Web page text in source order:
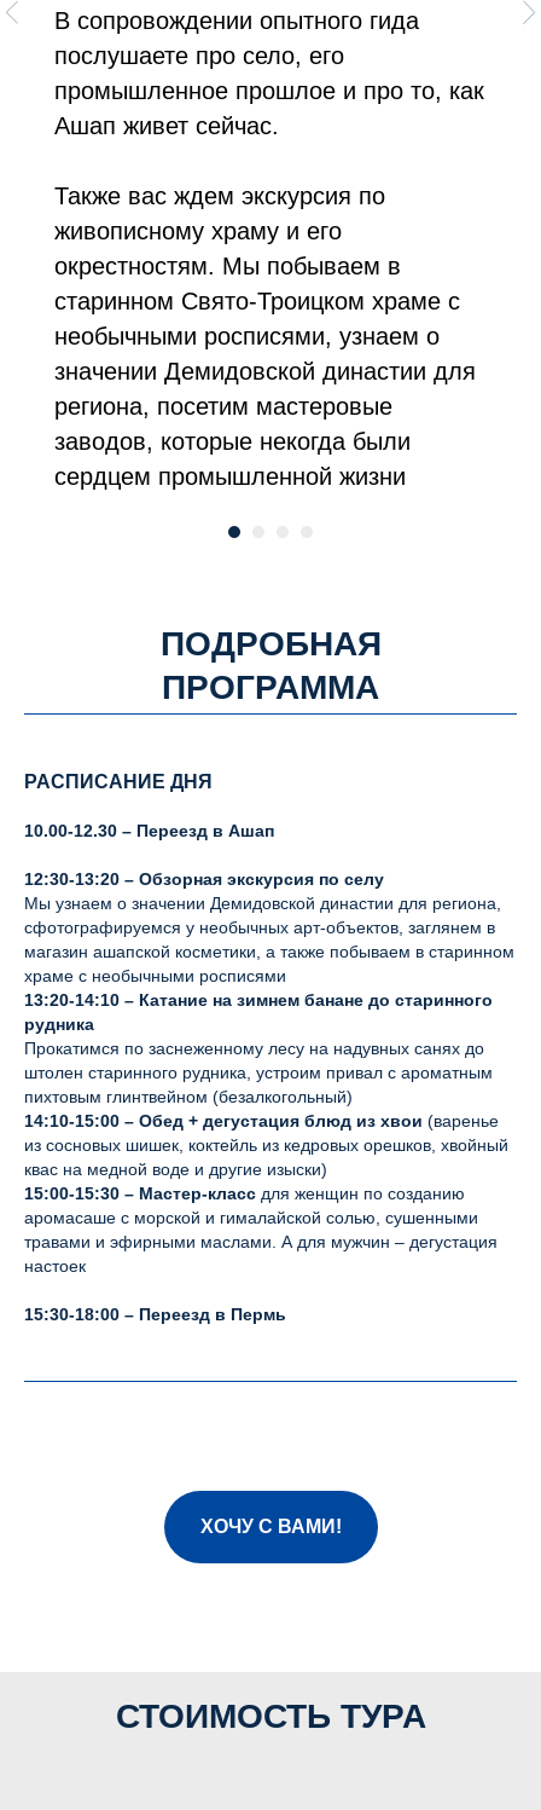
В сопровождении опытного гида
послушаете про село, его
промышленное прошлое и про то, как
Ашап живет сейчас.
Также вас ждем экскурсия по
живописному храму и его
окрестностям. Мы побываем в
старинном Свято-Троицком храме с
необычными росписями, узнаем о
значении Демидовской династии для
региона, посетим мастеровые
заводов, которые некогда были
сердцем промышленной жизни
ПОДРОБНАЯ
ПРОГРАММА
РАСПИСАНИЕ ДНЯ
10.00-12.30 – Переезд в Ашап
12:30-13:20 – Обзорная экскурсия по селу
Мы узнаем о значении Демидовской династии для региона,
сфотографируемся у необычных арт-объектов, заглянем в
магазин ашапской косметики, а также побываем в старинном
храме с необычными росписями
13:20-14:10 – Катание на зимнем банане до старинного
рудника
Прокатимся по заснеженному лесу на надувных санях до
штолен старинного рудника, устроим привал с ароматным
пихтовым глинтвейном (безалкогольный)
14:10-15:00 – Обед + дегустация блюд из хвои (варенье
из сосновых шишек, коктейль из кедровых орешков, хвойный
квас на медной воде и другие изыски)
15:00-15:30 – Мастер-класс для женщин по созданию
аромасаше с морской и гималайской солью, сушенными
травами и эфирными маслами. А для мужчин – дегустация
настоек
15:30-18:00 – Переезд в Пермь
ХОЧУ С ВАМИ!
СТОИМОСТЬ ТУРА